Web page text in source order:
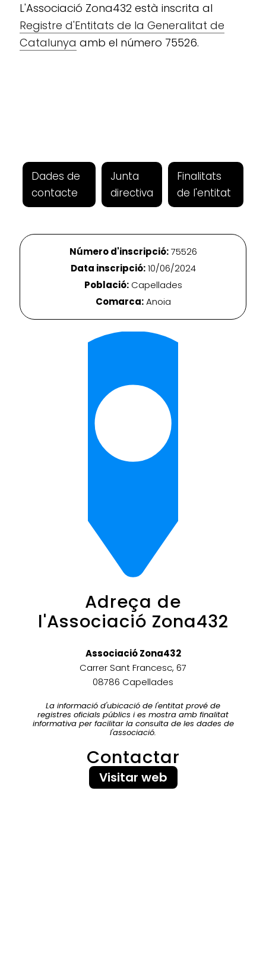
L'Associació Zona432 està inscrita al
Registre d'Entitats de la Generalitat de
Catalunya amb el número 75526.
Dades de
contacte
Junta
directiva
Finalitats
de l'entitat
Número d'inscripció:75526
Data inscripció:10/06/2024
Població:Capellades
Comarca:Anoia
Adreça de
l'Associació Zona432
Associació Zona432
Carrer Sant Francesc, 67
08786 Capellades
La informació d'ubicació de l'entitat prové de
registres oficials públics i es mostra amb finalitat
informativa per facilitar la consulta de les dades de
l'associació.
Contactar
Visitar web